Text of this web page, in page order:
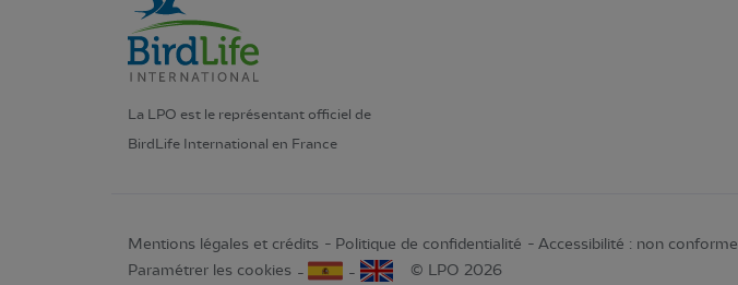
La LPO est le représentant officiel de
BirdLife International en France
Mentions légales et crédits Politique de confidentialité
Accessibilité : non conforme
Paramétrer les cookies
© LPO 2026